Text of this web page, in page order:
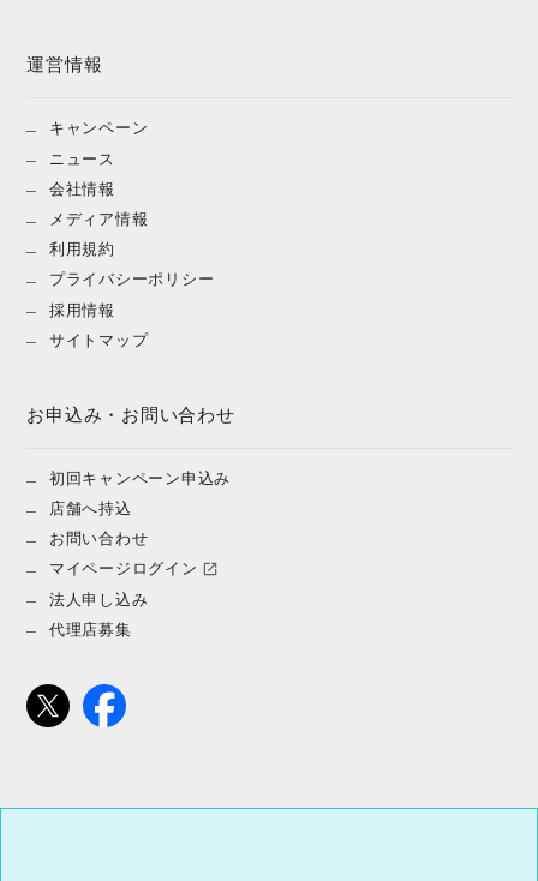
運営情報
キャンペーン
ニュース
会社情報
メディア情報
利用規約
プライバシーポリシー
採用情報
サイトマップ
お申込み・お問い合わせ
初回キャンペーン申込み
店舗へ持込
お問い合わせ
マイページログイン
法人申し込み
代理店募集